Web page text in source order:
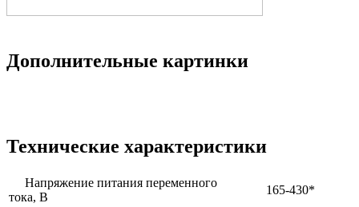
Дополнительные картинки
Технические характеристики
Напряжение питания переменного
тока, В
165-430*